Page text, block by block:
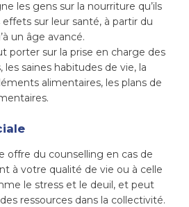
les gens sur la nourriture qu’ils
sur leur santé, à partir du
un âge avancé.
porter sur la prise en charge des
les saines habitudes de vie, la
alimentaires, les plans de
offre du counselling en cas de
à votre qualité de vie ou à celle
le stress et le deuil, et peut
ressources dans la collectivité.